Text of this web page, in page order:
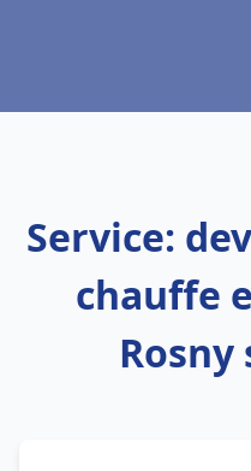
Service:
chauffe
Rosny